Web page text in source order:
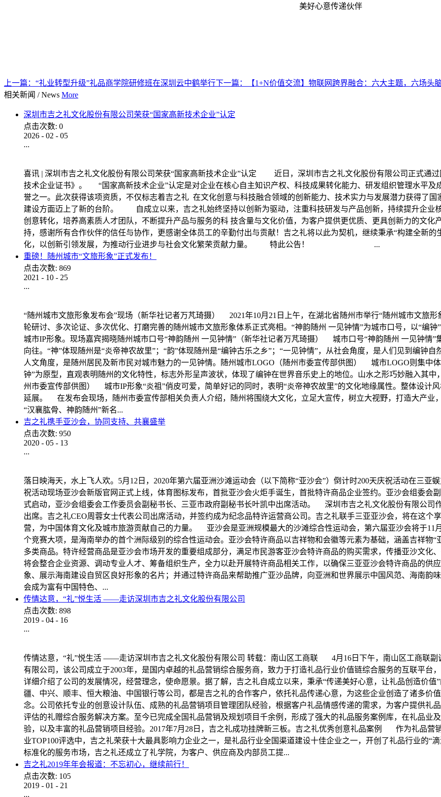
美好心意传递伙伴
上一篇： “礼业转型升级”礼品商学院研修班在深圳云中鹤举行下一篇：
【1+N价值交流】物联网跨界融合：六大主题，六场头
相关新闻 / News More
深圳市吉之礼文化股份有限公司荣获“国家高新技术企业”认定
点击次数: 0
2026 - 02 - 05
...
喜讯 | 深圳市吉之礼文化股份有限公司荣获“国家高新技术企业”认定 近日，深圳市吉之礼文化股份有限公司正式通
技术企业证书》。 “国家高新技术企业”认定是对企业在核心自主知识产权、科技成果转化能力、研发组织管理水平及
誉之一。此次获得该项资质，不仅标志着吉之礼 在文化创意与科技融合领域的创新能力、技术实力与发展潜力获得了
建设方面迈上了新的台阶。 自成立以来，吉之礼始终坚持以创新为驱动，注重科技研发与产品创新，持续提升企业
创意转化，培养高素质人才团队，不断提升产品与服务的科 技含量与文化价值，为客户提供更优质、更具创新力的
持，感谢所有合作伙伴的信任与协作，更感谢全体员工的辛勤付出与贡献！吉之礼将以此为契机，继续秉承“构建全新
化，以创新引领发展，为推动行业进步与社会文化繁荣贡献力量。 特此公告！ ...
重磅！随州城市“文旅形象”正式发布！
点击次数: 869
2021 - 10 - 25
...
“随州城市文旅形象发布会”现场（新华社记者万芃琦摄） 2021年10月21日上午，在湖北省随州市举行“随州城市文旅
轮研讨、多次论证、多次优化、打磨完善的随州城市文旅形象体系正式亮相。“神韵随州 一见钟情”为城市口号，以“编
城市IP形象。现场嘉宾揭晓随州城市口号“神韵随州 一见钟情”（新华社记者万芃琦摄） 城市口号“神韵随州 一见钟情
向往。“神”体现随州是“炎帝神农故里”；“韵”体现随州是“编钟古乐之乡”；“一见钟情”，从社会角度，是人们见到编钟
人文角度，是随州居民及新市民对城市魅力的一见钟情。随州城市LOGO（随州市委宣传部供图） 城市LOGO则集中
钟”为原型，直观表明随州的文化特性，标志外形呈声波状，体现了编钟在世界音乐史上的地位。山水之形巧妙融入其
州市委宣传部供图） 城市IP形象“炎祖”俏皮可爱，简单好记的同时，表明“炎帝神农故里”的文化地缘属性。整体设计
延展。 在发布会现场，随州市委宣传部相关负责人介绍，随州将围绕大文化，立足大宣传，树立大视野，打造大产业
“汉襄肱骨、神韵随州”新名...
吉之礼携手亚沙会，协同支持、共襄盛举
点击次数: 950
2020 - 05 - 13
...
落日映海天，水上飞人欢。5月12日，2020年第六届亚洲沙滩运动会（以下简称“亚沙会”）倒计时200天庆祝活动在三亚
祝活动现场亚沙会新版官网正式上线，体育图标发布，首批亚沙会火炬手诞生，首批特许商品企业签约。亚沙会组委会
式启动，亚沙会组委会工作委员会副秘书长、三亚市政府副秘书长叶凯中出席活动。 深圳市吉之礼文化股份有限公司
出席。吉之礼CEO周蓉女士代表公司出席活动，并签约成为纪念品特许运营商公司。吉之礼联手三亚亚沙会，将在这个
营，为中国体育文化及城市旅游贡献自己的力量。 亚沙会是亚洲规模最大的沙滩综合性运动会，第六届亚沙会将于11
个竞赛大项，是海南举办的首个洲际级别的综合性运动会。亚沙会特许商品以吉祥物和会徽等元素为基础，涵盖吉祥物
多类商品。特许经营商品是亚沙会市场开发的重要组成部分，满足市民游客亚沙会特许商品的购买需求，传播亚沙文
将会整合企业资源、调动专业人才、筹备组织生产，全力以赴开展特许商品相关工作，以确保三亚亚沙会特许商品的供
象、展示海南建设自贸区良好形象的名片；并通过特许商品来帮助推广亚沙品牌，向亚洲和世界展示中国风范、海南韵
会成为富有中国特色、...
传情达意，“礼”悦生活 ——走访深圳市吉之礼文化股份有限公司
点击次数: 898
2019 - 04 - 16
...
传情达意，“礼”悦生活 ——走访深圳市吉之礼文化股份有限公司 转载：南山区工商联 4月16日下午，南山区工商联
有限公司，该公司成立于2003年，是国内卓越的礼品营销综合服务商，致力于打造礼品行业价值链综合服务的互联平
详细介绍了公司的发展情况，经营理念，使命愿景。据了解，吉之礼自成立以来，秉承“传递美好心意，让礼品创造价
疆、中兴、顺丰、恒大粮油、中国银行等公司，都是吉之礼的合作客户，依托礼品传递心意，为这些企业创造了诸多
念。公司依托专业的创意设计队伍、成熟的礼品营销项目管理团队经验，根据客户礼品情感传递的需求，为客户提供礼
评估的礼赠综合服务解决方案。至今已完成全国礼品营销及规划项目千余例，形成了强大的礼品服务案例库，在礼品业
验，以及丰富的礼品营销项目经验。2017年7月28日，吉之礼成功挂牌新三板。吉之礼优秀创意礼品案例 作为礼品营
业TOP100评选中，吉之礼荣获十大最具影响力企业之一，是礼品行业全国渠道建设十佳企业之一，开创了礼品行业的“
标准化的服务市场，吉之礼还成立了礼学院，为客户、供应商及内部员工提...
吉之礼2019年年会报道：不忘初心，继续前行！
点击次数: 105
2019 - 01 - 21
...